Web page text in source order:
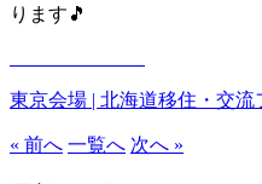
ります🎵
東京会場 | 北海道移住・交流
« 前へ 一覧へ 次へ »